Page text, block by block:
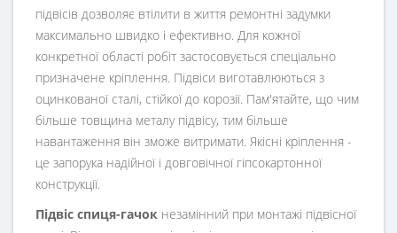
підвісів дозволяє втілити в життя ремонтні задумки
максимально швидко і ефективно. Для кожної
конкретної області робіт застосовується спеціально
призначене кріплення. Підвіси виготавлюються з
оцинкованої сталі, стійкої до корозії. Пам'ятайте, що чим
більше товщина металу підвісу, тим більше
навантаження він зможе витримати. Якісні кріплення -
це запорука надійної і довговічної гіпсокартонної
конструкції.
Підвіс спиця-гачок незамінний при монтажі підвісної